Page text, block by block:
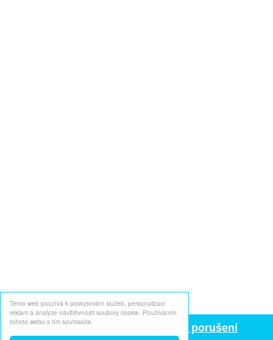
Tento web používá k poskytování služeb, personalizaci
reklam a analýze návštěvnosti soubory cookie. Používáním
tohoto webu s tím souhlasíte.
Copywriting a sankce za jeho porušení